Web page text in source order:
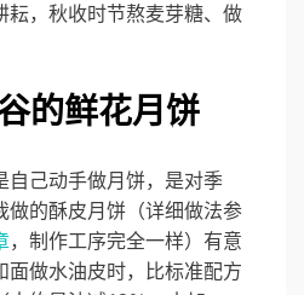
耘，秋收时节熬麦芽糖、做
的鲜花月饼
自己动手做月饼，是对季
做的酥皮月饼（详细做法参
，制作工序完全一样）有意
面做水油皮时，比标准配方